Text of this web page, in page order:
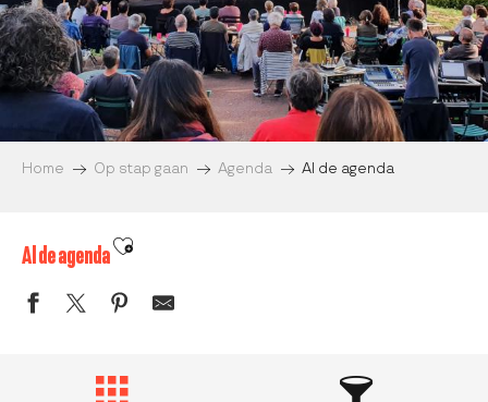
Home Op stap gaan Agenda Al de agenda
Al de agendaAjouter aux favoris